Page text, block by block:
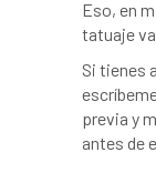
Eso, en
tatuaje
Si tienes
previa y
antes de